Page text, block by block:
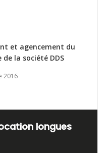
et agencement du
de la société DDS
2016
longues